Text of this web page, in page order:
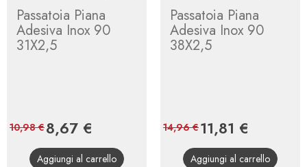
Passatoia Piana
Adesiva Inox 90
31X2,5
Prezzo
8,67 €
base
10,98 €
Aggiungi al carrello
Passatoia Piana
Adesiva Inox 90
38X2,5
Prezzo
11,81 €
base
14,96 €
Aggiungi al carrello